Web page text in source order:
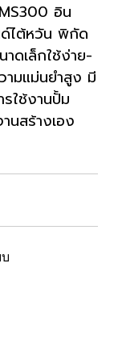
อิน
ด์ไต้หวัน พิกัด
ดเล็กใช้ง่าย-
มแม่นยำสูง มี
รใช้งานปั้ม
นสร้างเอง